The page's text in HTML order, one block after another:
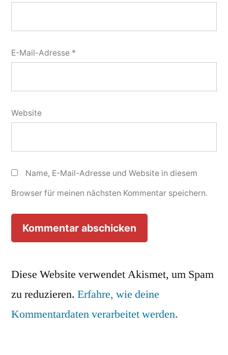
E-Mail-Adresse *
Website
Name, E-Mail-Adresse und Website in diesem
Browser für meinen nächsten Kommentar speichern.
Diese Website verwendet Akismet, um Spam
zu reduzieren. Erfahre, wie deine
Kommentardaten verarbeitet werden.